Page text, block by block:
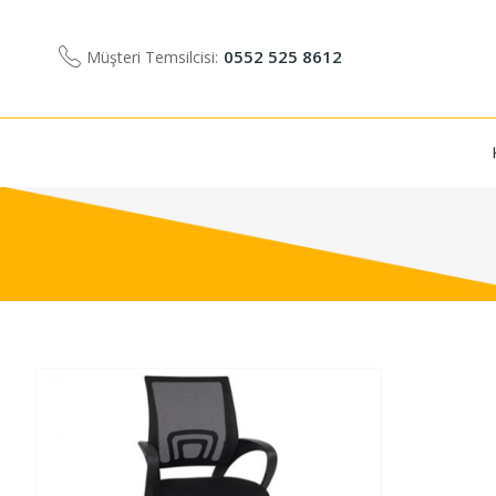
Müşteri Temsilcisi: 0552 525 8612